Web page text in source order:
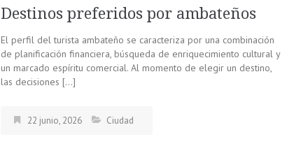
Destinos preferidos por ambateños
El perfil del turista ambateño se caracteriza por una combinación
de planificación financiera, búsqueda de enriquecimiento cultural y
un marcado espíritu comercial. Al momento de elegir un destino,
las decisiones […]
22 junio, 2026 Ciudad